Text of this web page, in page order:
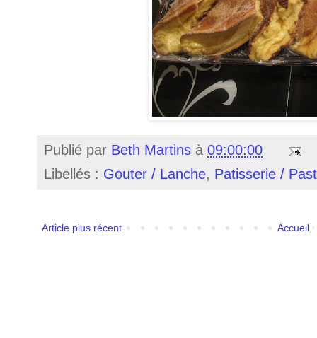
Publié par Beth Martins à 09:00:00
Libellés : Gouter / Lanche, Patisserie /
Article plus récent Accueil